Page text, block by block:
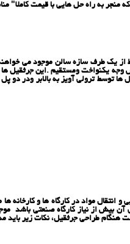
منجر به راه حل هایی با قیمت کاملا"
یك طرف سازه سالن موجود می خواهند
یكنواخت ومستقیم .این جرثقیل
ترولی آویز به بالابر ودر دو
مواد در کارگاه ها و کارخانه ها
بیش از نیاز کارگاه صنعتی باشد
طراحی جرثقیل، نکات زیر باید